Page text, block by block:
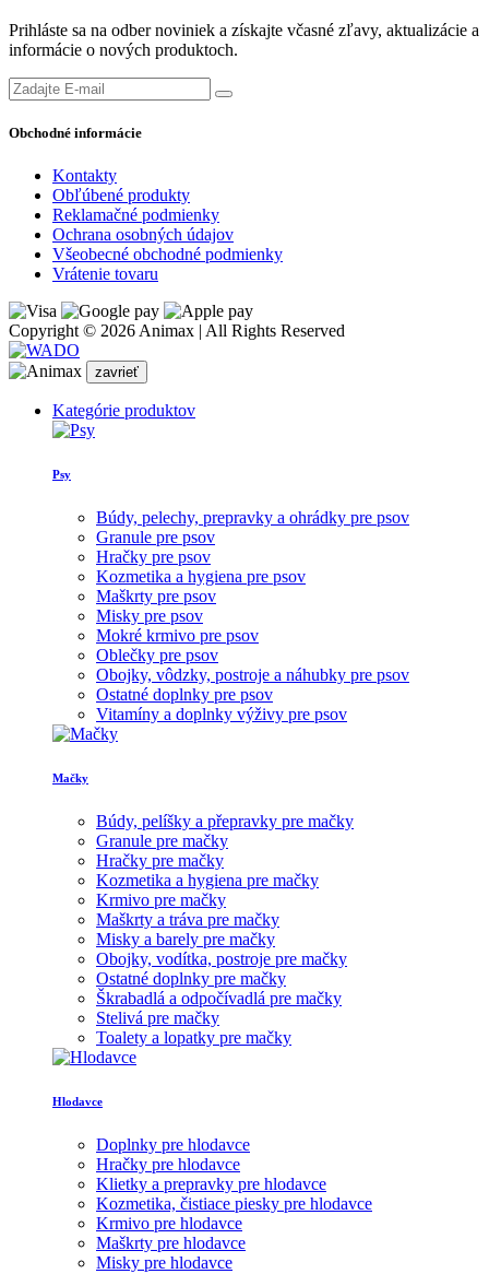
Prihláste sa na odber noviniek a získajte včasné zľavy, aktualizácie a
informácie o nových produktoch.
Obchodné informácie
Kontakty
Obľúbené produkty
Reklamačné podmienky
Ochrana osobných údajov
Všeobecné obchodné podmienky
Vrátenie tovaru
Copyright © 2026 Animax | All Rights Reserved
zavrieť
Kategórie produktov
Psy
Búdy, pelechy, prepravky a ohrádky pre psov
Granule pre psov
Hračky pre psov
Kozmetika a hygiena pre psov
Maškrty pre psov
Misky pre psov
Mokré krmivo pre psov
Oblečky pre psov
Obojky, vôdzky, postroje a náhubky pre psov
Ostatné doplnky pre psov
Vitamíny a doplnky výživy pre psov
Mačky
Búdy, pelíšky a přepravky pre mačky
Granule pre mačky
Hračky pre mačky
Kozmetika a hygiena pre mačky
Krmivo pre mačky
Maškrty a tráva pre mačky
Misky a barely pre mačky
Obojky, vodítka, postroje pre mačky
Ostatné doplnky pre mačky
Škrabadlá a odpočívadlá pre mačky
Stelivá pre mačky
Toalety a lopatky pre mačky
Hlodavce
Doplnky pre hlodavce
Hračky pre hlodavce
Klietky a prepravky pre hlodavce
Kozmetika, čistiace piesky pre hlodavce
Krmivo pre hlodavce
Maškrty pre hlodavce
Misky pre hlodavce